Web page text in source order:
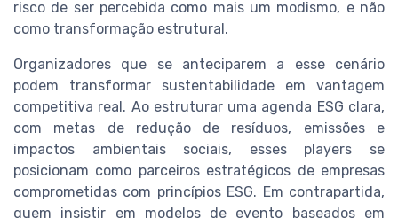
risco de ser percebida como mais um modismo, e não
como transformação estrutural.
Organizadores que se anteciparem a esse cenário
podem transformar sustentabilidade em vantagem
competitiva real. Ao estruturar uma agenda ESG clara,
com metas de redução de resíduos, emissões e
impactos ambientais sociais, esses players se
posicionam como parceiros estratégicos de empresas
comprometidas com princípios ESG. Em contrapartida,
quem insistir em modelos de evento baseados em